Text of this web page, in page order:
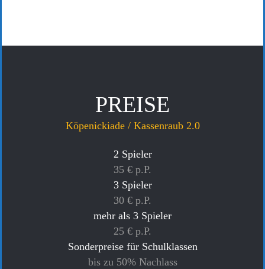
PREISE
Köpenickiade / Kassenraub 2.0
2 Spieler
35 € p.P.
3 Spieler
30 € p.P.
mehr als 3 Spieler
25 € p.P.
Sonderpreise für Schulklassen
bis zu 50% Nachlass